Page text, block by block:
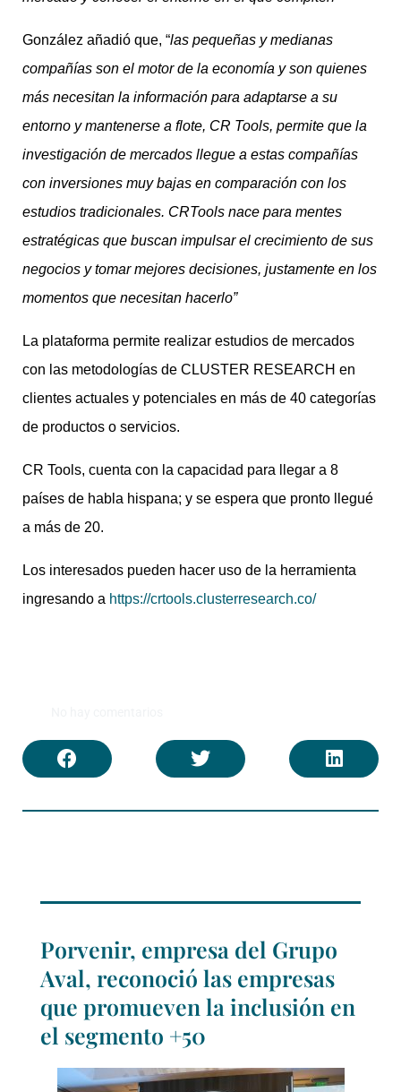
González añadió que, “las pequeñas y medianas
compañías son el motor de la economía y son quienes
más necesitan la información para adaptarse a su
entorno y mantenerse a flote, CR Tools, permite que la
investigación de mercados llegue a estas compañías
con inversiones muy bajas en comparación con los
estudios tradicionales. CRTools nace para mentes
estratégicas que buscan impulsar el crecimiento de sus
negocios y tomar mejores decisiones, justamente en los
momentos que necesitan hacerlo”
La plataforma permite realizar estudios de mercados
con las metodologías de CLUSTER RESEARCH en
clientes actuales y potenciales en más de 40 categorías
de productos o servicios.
CR Tools, cuenta con la capacidad para llegar a 8
países de habla hispana; y se espera que pronto llegué
a más de 20.
Los interesados pueden hacer uso de la herramienta
ingresando a https://crtools.clusterresearch.co/
Porvenir, empresa del Grupo
Aval, reconoció las empresas
que promueven la inclusión en
el segmento +50